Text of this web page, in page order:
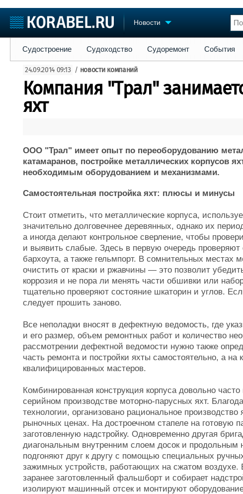
Новости
Судостроение
Пульс
Новости
Репутация
Журнал
Реклама
Торговая площадка
Доска объявлений
Продажа флота
Оборудование
Конференции
Личности
Судостроение Судоходство Судоремонт События
24.09.2014 09:13 / новости компаний
Компания "Трал"
яхт
ООО "Трал" имеет опыт по переоборудованию
катамаранов, постройке металлических корпусов
необходимым оборудованием и механизмами.
Самостоятельная постройка яхт: плюсы и минусы
Стоит отметить, что металлические корпуса,
значительно долговечнее деревянных, однако их
а иногда делают контрольное сверление, чтобы
и выявить слабые. Здесь в первую очередь
бархоута, а также гельмпорт. В сомнительных местах
очистить от краски и ржавчины — это позволит
коррозия и не пора ли менять части обшивки или
тщательно проверяют состояние шкаторин и углов.
следует прошить заново.
Все неполадки вносят в дефектную ведомость, где
и его размер, объем ремонтных работ и количество
рассмотрении дефектной ведомости нужно также
часть ремонта и постройки яхты самостоятельно, а на
квалифицированных мастеров.
Комбинированная конструкция корпуса довольно
серийном производстве моторно-парусных яхт.
технологии, организовано рациональное
рыночных ценах. На достроечном стапеле на готовую
заготовленную надстройку. Одновременно другая
диагональным внутренним слоем досок и
подгоняют друг к другу с помощью специальных
зажимных устройств, работающих на сжатом воздухе.
заранее заготовленный фальшборт и собирает
изолируют машинный отсек и монтируют